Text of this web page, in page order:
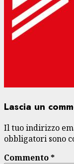
Lascia un
Il tuo indirizzo
obbligatori sono
Commento*